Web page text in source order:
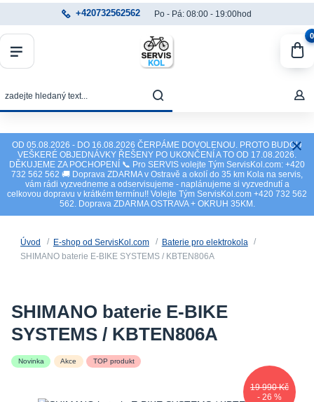
OD 05.08.2026 - DO 16.08.2026 ČERPÁME DOVOLENOU. PROTO BUDOU
VEŠKERÉ OBJEDNÁVKY ŘEŠENY PO UKONČENÍ A TO OD 17.08.2026.
DĚKUJEME ZA POCHOPENÍ 📞 Pro SERVIS volejte Tým ServisKol.com: +420
732 562 562 🚚 Doprava ZDARMA v Ostravě a okolí do 35 km Kola na servis,
vám rádi vyzvedneme a odservisujeme - naplánujeme si vyzvednutí a
celkovou dopravu v krátkém termínu!! Volejte Tým ServisKol.com +420 732 562
562. Doprava ZDARMA OSTRAVA + OKRUH 35KM.
+420732562562 Po - Pá: 08:00 - 19:00hod
0
Úvod E-shop od ServisKol.com
Baterie pro elektrokola
SHIMANO baterie E-BIKE SYSTEMS / KBTEN806A
SHIMANO baterie E-BIKE
SYSTEMS / KBTEN806A
Novinka Akce TOP produkt
19 990 Kč
- 26 %